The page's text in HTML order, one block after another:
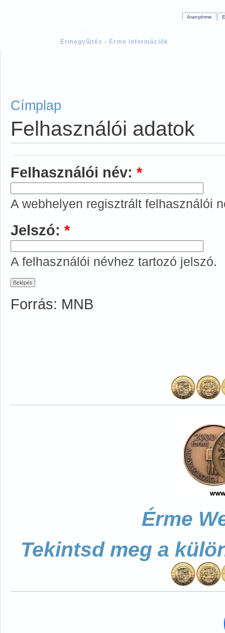
Érmegyűjtés - Érme információk
Aranyérme
Címplap
Felhasználói adatok
Felhasználói név: *
A webhelyen regisztrált felhasználói
Jelszó: *
A felhasználói névhez tartozó jelszó.
Forrás: MNB
Érme
Tekintsd meg a